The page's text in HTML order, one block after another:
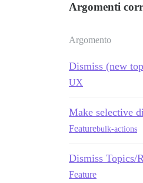
Argomenti
Argomento
Dismiss (new
UX
Make selective
Featurebulk-actions
Dismiss Topics/
Feature